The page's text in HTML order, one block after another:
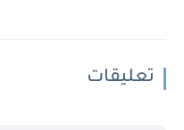
تعليقات